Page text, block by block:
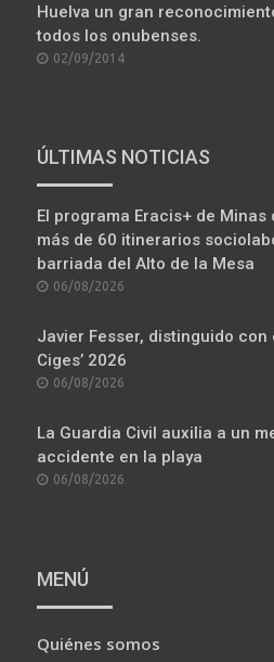
Huelva un gran
todos los onubenses.
POSTED
02/09/2014
ÚLTIMAS NOTICIAS
El programa Eracis+ de Minas
más de 60 itinerarios
barriada del Alto de la Mesa
POSTED
06/08/2026
Javier Fesser, distinguido con
Ciges’ 2026
POSTED
06/08/2026
La Guardia Civil auxilia a un
accidente en la playa
POSTED
06/08/2026
MENÚ
Quiénes somos